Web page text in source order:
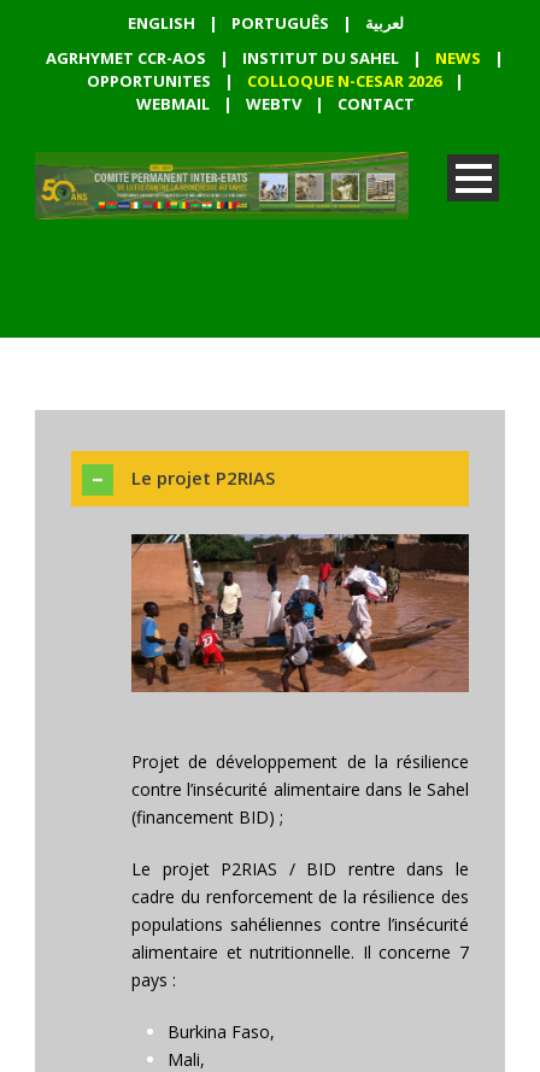
ENGLISH | PORTUGUÊS |
لعربية
AGRHYMET CCR-AOS
| INSTITUT DU SAHEL | NEWS
|
OPPORTUNITES
| COLLOQUE N-CESAR 2026
|
WEBMAIL
| WEBTV | CONTACT
Le projet P2RIAS
Projet de développement de la résilience
contre l’insécurité alimentaire dans le Sahel
(financement BID) ;
Le projet P2RIAS / BID rentre dans le
cadre du renforcement de la résilience des
populations sahéliennes contre l’insécurité
alimentaire et nutritionnelle. Il concerne 7
pays :
Burkina Faso,
Mali,